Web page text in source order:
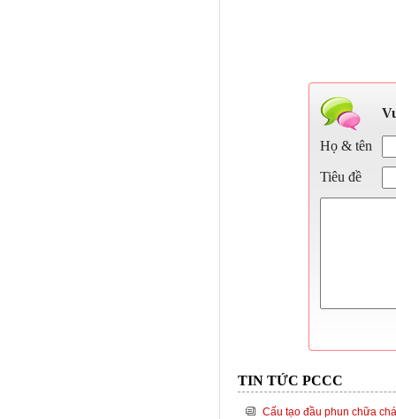
Họ & tên
Tiêu đề
TIN TỨC PCCC
Cấu tạo đầu phun chữa